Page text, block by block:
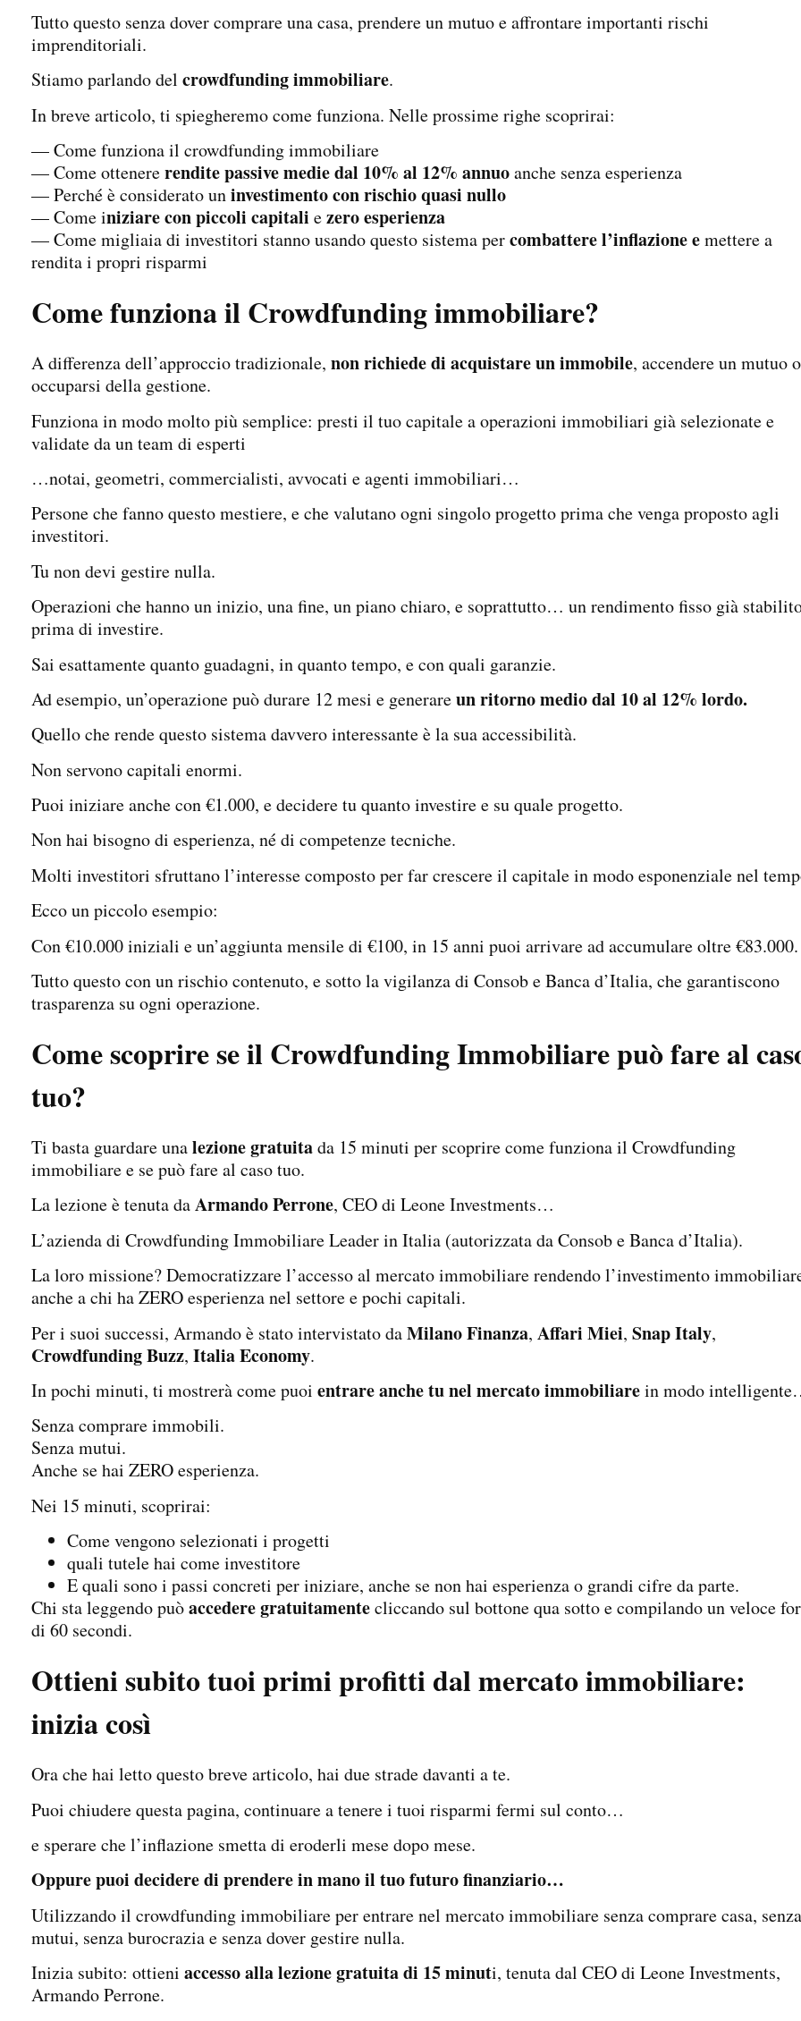
Tutto questo senza dover comprare una casa, prendere un mutuo e affrontare importanti rischi
imprenditoriali.
Stiamo parlando del crowdfunding immobiliare.
In breve articolo, ti spiegheremo come funziona. Nelle prossime righe scoprirai:
— Come funziona il crowdfunding immobiliare
— Come ottenererendite passive medie dal 10% al 12% annuoanche senza esperienza
— Perché è considerato uninvestimento con rischio quasi nullo
— Come iniziare con piccoli capitali ezero esperienza
— Come migliaia di investitori stanno usando questo sistema percombattere l’inflazione emettere a
rendita i propri risparmi
Come funziona il Crowdfunding immobiliare?
A differenza dell’approccio tradizionale, non richiede di acquistare un immobile, accendere un mutuo o
occuparsi della gestione.
Funziona in modo molto più semplice: presti il tuo capitale a operazioni immobiliari già selezionate e
validate da un team di esperti
…notai, geometri, commercialisti, avvocati e agenti immobiliari…
Persone che fanno questo mestiere, e che valutano ogni singolo progetto prima che venga proposto agli
investitori.
Tu non devi gestire nulla.
Operazioni che hanno un inizio, una fine, un piano chiaro, e soprattutto… un rendimento fisso già
prima di investire.
Sai esattamente quanto guadagni, in quanto tempo, e con quali garanzie.
Ad esempio, un’operazione può durare 12 mesi e generareun ritorno medio dal 10 al 12% lordo.
Quello che rende questo sistema davvero interessante è la sua accessibilità.
Non servono capitali enormi.
Puoi iniziare anche con €1.000, e decidere tu quanto investire e su quale progetto.
Non hai bisogno di esperienza, né di competenze tecniche.
Molti investitori sfruttano l’interesse composto per far crescere il capitale in modo esponenziale nel
Ecco un piccolo esempio:
Con €10.000 iniziali e un’aggiunta mensile di €100, in 15 anni puoi arrivare ad accumulare oltre €83.000.
Tutto questo con un rischio contenuto, e sotto la vigilanza di Consob e Banca d’Italia, che garantiscono
trasparenza su ogni operazione.
Come scoprire se il Crowdfunding Immobiliare può fare al
tuo?
Ti basta guardare unalezione gratuitada 15 minuti per scoprire come funziona il Crowdfunding
immobiliare e se può fare al caso tuo.
La lezione è tenuta daArmando Perrone, CEO di Leone Investments…
L’azienda di Crowdfunding Immobiliare Leader in Italia (autorizzata da Consob e Banca d’Italia).
La loro missione? Democratizzare l’accesso al mercato immobiliare rendendo l’investimento
anche a chi ha ZERO esperienza nel settore e pochi capitali.
Per i suoi successi, Armando è stato intervistato daMilano Finanza, Affari Miei, Snap Italy,
Crowdfunding Buzz, Italia Economy.
In pochi minuti, ti mostrerà come puoi entrare anche tu nel mercato immobiliarein modo
Senza comprare immobili.
Senza mutui.
Anche se hai ZERO esperienza.
Nei 15 minuti, scoprirai:
Come vengono selezionati i progetti
quali tutele hai come investitore
E quali sono i passi concreti per iniziare, anche se non hai esperienza o grandi cifre da parte.
Chi sta leggendo puòaccedere gratuitamentecliccando sul bottone qua sotto e compilando un veloce
di 60 secondi.
Ottieni subito tuoi primi profitti dal mercato immobiliare:
inizia così
Ora che hai letto questo breve articolo, hai due strade davanti a te.
Puoi chiudere questa pagina, continuare a tenere i tuoi risparmi fermi sul conto…
e sperare che l’inflazione smetta di eroderli mese dopo mese.
Oppure puoi decidere di prendere in mano il tuo futuro finanziario…
Utilizzando il crowdfunding immobiliare per entrare nel mercato immobiliare senza comprare casa, senza
mutui, senza burocrazia e senza dover gestire nulla.
Inizia subito: ottieni accesso alla lezione gratuita di 15 minuti, tenuta dal CEO di Leone Investments,
Armando Perrone.